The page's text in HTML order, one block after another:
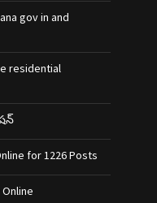
gov in and
residential
for 1226 Posts